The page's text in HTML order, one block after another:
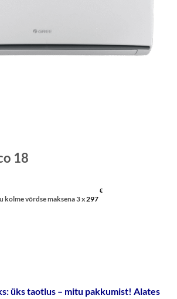
18
kolme võrdse maksena 3 x 297
€
üks taotlus – mitu pakkumist! Alates